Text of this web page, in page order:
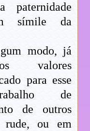
paternidade
símile da
modo, já
valores
para esse
de
de outros
rude, ou em